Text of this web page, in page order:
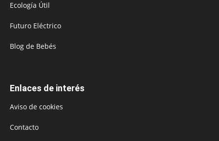
Ecología Útil
Futuro Eléctrico
Blog de Bebés
Enlaces de interés
Aviso de cookies
Contacto